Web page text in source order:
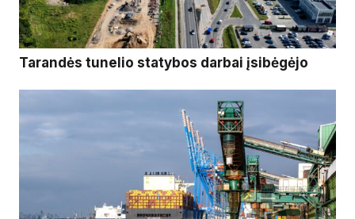
Tarandės tunelio statybos darbai įsibėgėjo